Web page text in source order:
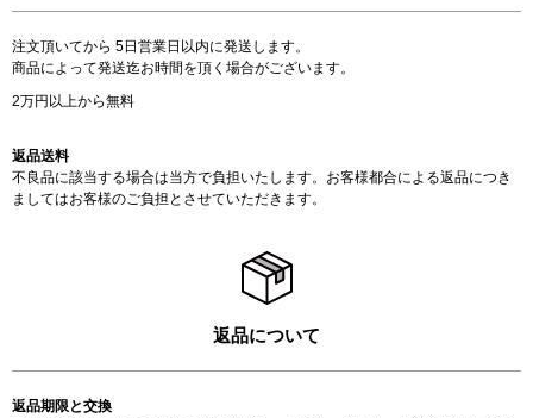
注文頂いてから 5日営業日以内に発送します。
商品によって発送迄お時間を頂く場合がございます。
2万円以上から無料
返品送料
不良品に該当する場合は当方で負担いたします。お客様都合による返品につき
ましてはお客様のご負担とさせていただきます。
返品について
返品期限と交換